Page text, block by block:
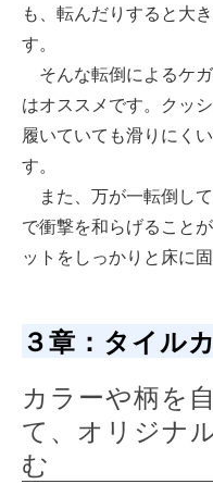
も、転んだりすると大
す。
そんな転倒によるケ
はオススメです。クッ
履いていても滑りにく
す。
また、万が一転倒し
で衝撃を和らげること
ットをしっかりと床に
３章：タイル
カラーや柄を
て、オリジナ
む